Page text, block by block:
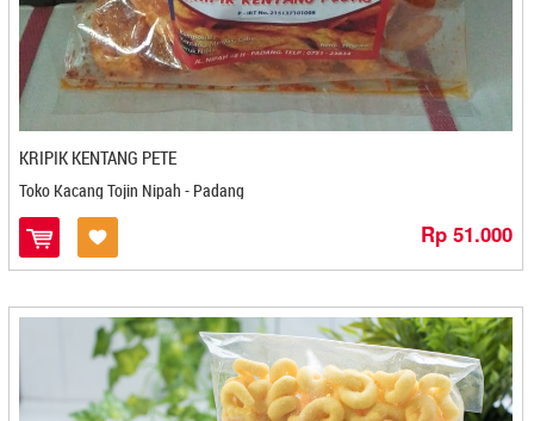
Eyang Marto - Kediri
Fafin - Cilegon
Fairuziba - Malang
Fany Shop - Jogjakarta
Farda Food - Kediri
Fariz Snack - Bontang
Fausta Snack - Kediri
FCK JAMUR CRISPY - Kediri
Fera Cookies - Banjarmasin
Fiori - Magelang
Flamboyan - Gorontalo
Foodendez - Bandung
Frenzy (Coklat Ibuk E) - Kediri
KRIPIK KENTANG PETE
Toko Kacang Tojin Nipah - Padang
Rp 51.000